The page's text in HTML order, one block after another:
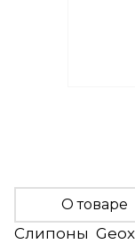
О товаре
Слипоны